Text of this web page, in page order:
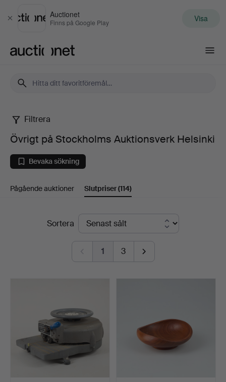
Stäng
Auctionet
Finns på Google Play Visa
Övrigt
på
Stockholms
Auktionsverk
Helsinki
Filtrera
Övrigt på Stockholms Auktionsverk Helsinki
Bevaka sökning
Pågående auktioner Slutpriser(114)
SlutpriserSortera
1 3